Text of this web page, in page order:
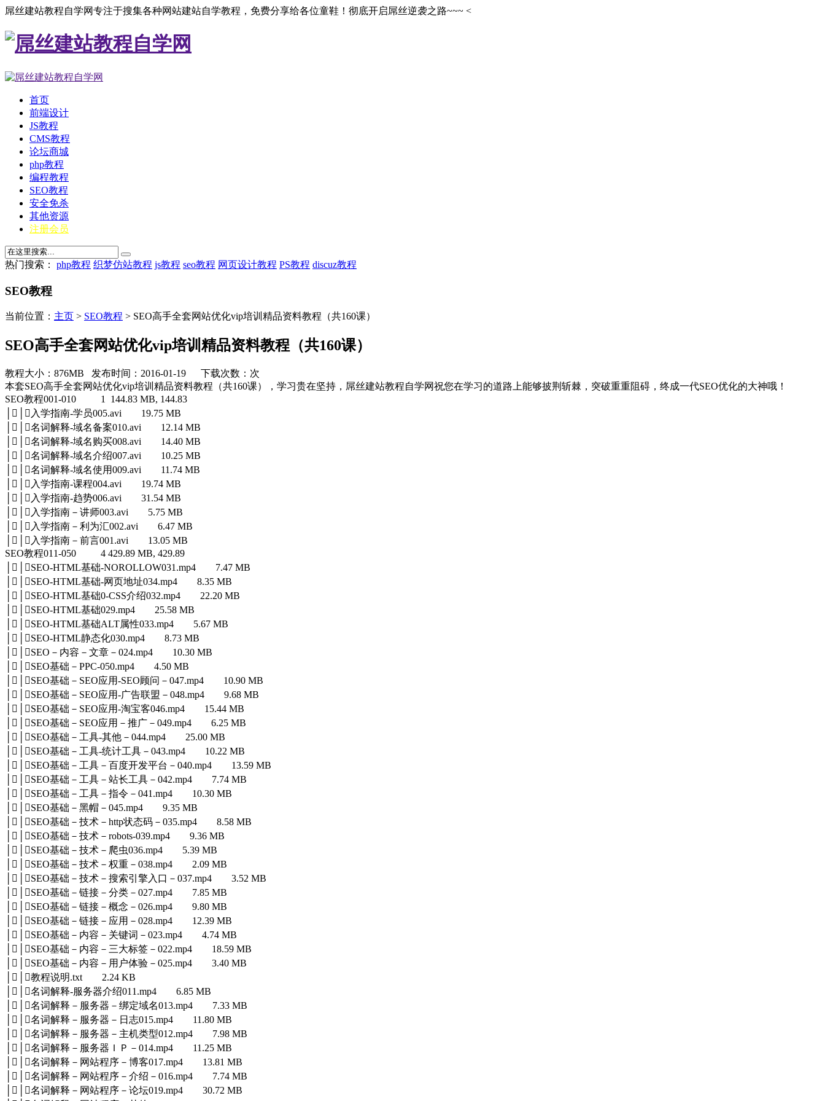
屌丝建站教程自学网专注于搜集各种网站建站自学教程，免费分享给各位童鞋！彻底开启屌丝逆袭之路~~~ <
首页
前端设计
JS教程
CMS教程
论坛商城
php教程
编程教程
SEO教程
安全免杀
其他资源
注册会员
热门搜索： php教程 织梦仿站教程 js教程 seo教程 网页设计教程 PS教程 discuz教程
SEO教程
当前位置： 主页 > SEO教程 > SEO高手全套网站优化vip培训精品资料教程（共160课）
SEO高手全套网站优化vip培训精品资料教程（共160课）
教程大小：876MB 发布时间：2016-01-19 下载次数： 次
本套SEO高手全套网站优化vip培训精品资料教程（共160课），学习贵在坚持，屌丝建站教程自学网祝您在学习的道路上能够披荆斩棘，突破重重阻碍，终成一代SEO优化的大神哦！
SEO教程001-010 1 144.83 MB, 144.83
││入学指南-学员005.avi 19.75 MB
││名词解释-域名备案010.avi 12.14 MB
││名词解释-域名购买008.avi 14.40 MB
││名词解释-域名介绍007.avi 10.25 MB
││名词解释-域名使用009.avi 11.74 MB
││入学指南-课程004.avi 19.74 MB
││入学指南-趋势006.avi 31.54 MB
││入学指南－讲师003.avi 5.75 MB
││入学指南－利为汇002.avi 6.47 MB
││入学指南－前言001.avi 13.05 MB
SEO教程011-050 4 429.89 MB, 429.89
││SEO-HTML基础-NOROLLOW031.mp4 7.47 MB
││SEO-HTML基础-网页地址034.mp4 8.35 MB
││SEO-HTML基础0-CSS介绍032.mp4 22.20 MB
││SEO-HTML基础029.mp4 25.58 MB
││SEO-HTML基础ALT属性033.mp4 5.67 MB
││SEO-HTML静态化030.mp4 8.73 MB
││SEO－内容－文章－024.mp4 10.30 MB
││SEO基础－PPC-050.mp4 4.50 MB
││SEO基础－SEO应用-SEO顾问－047.mp4 10.90 MB
││SEO基础－SEO应用-广告联盟－048.mp4 9.68 MB
││SEO基础－SEO应用-淘宝客046.mp4 15.44 MB
││SEO基础－SEO应用－推广－049.mp4 6.25 MB
││SEO基础－工具-其他－044.mp4 25.00 MB
││SEO基础－工具-统计工具－043.mp4 10.22 MB
││SEO基础－工具－百度开发平台－040.mp4 13.59 MB
││SEO基础－工具－站长工具－042.mp4 7.74 MB
││SEO基础－工具－指令－041.mp4 10.30 MB
││SEO基础－黑帽－045.mp4 9.35 MB
││SEO基础－技术－http状态码－035.mp4 8.58 MB
││SEO基础－技术－robots-039.mp4 9.36 MB
││SEO基础－技术－爬虫036.mp4 5.39 MB
││SEO基础－技术－权重－038.mp4 2.09 MB
││SEO基础－技术－搜索引擎入口－037.mp4 3.52 MB
││SEO基础－链接－分类－027.mp4 7.85 MB
││SEO基础－链接－概念－026.mp4 9.80 MB
││SEO基础－链接－应用－028.mp4 12.39 MB
││SEO基础－内容－关键词－023.mp4 4.74 MB
││SEO基础－内容－三大标签－022.mp4 18.59 MB
││SEO基础－内容－用户体验－025.mp4 3.40 MB
││教程说明.txt 2.24 KB
││名词解释-服务器介绍011.mp4 6.85 MB
││名词解释－服务器－绑定域名013.mp4 7.33 MB
││名词解释－服务器－日志015.mp4 11.80 MB
││名词解释－服务器－主机类型012.mp4 7.98 MB
││名词解释－服务器ＩＰ－014.mp4 11.25 MB
││名词解释－网站程序－博客017.mp4 13.81 MB
││名词解释－网站程序－介绍－016.mp4 7.74 MB
││名词解释－网站程序－论坛019.mp4 30.72 MB